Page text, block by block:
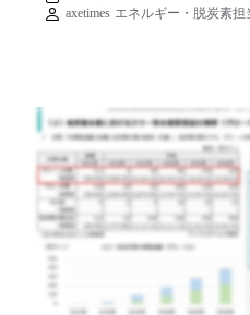
axetimes エネルギー・脱炭素担